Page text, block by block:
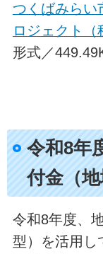
つくばみらい
ロジェクト（
形式／
令和8年
付金（地
令和8年度、
型）を活用し